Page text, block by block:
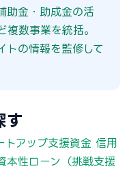
助金・助成金の活
複数事業を統括。
トの情報を監修して
す
トアップ支援資金 信用
本性ローン（挑戦支援